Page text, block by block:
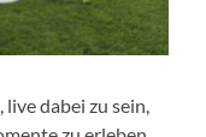
dabei zu sein,